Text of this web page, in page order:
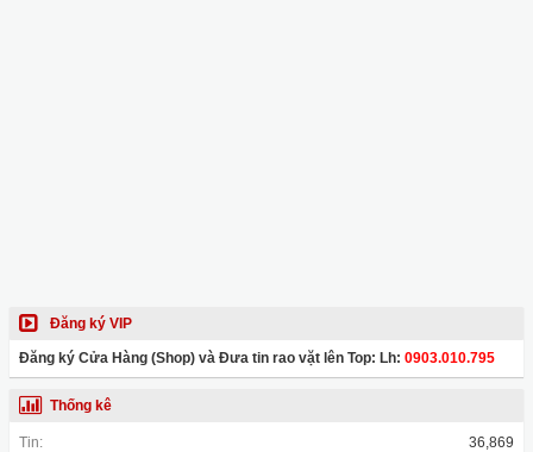
Đăng ký VIP
Đăng ký Cửa Hàng (Shop) và Đưa tin rao vặt lên Top: Lh: 0903.010.795
Thống kê
Tin:
36,869